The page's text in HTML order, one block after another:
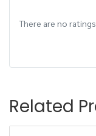
There are no
Related